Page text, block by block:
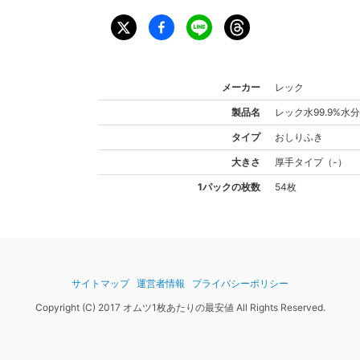
メーカー レック
製品名 レック水99.9%水
タイプ おしりふき
大きさ 厚手タイプ（ - ）
1パックの枚数 54枚
サイトマップ 運営者情報
プライバシーポリシー
Copyright (C) 2017 オムツ1枚あたりの最安値 All Rights Reserved.